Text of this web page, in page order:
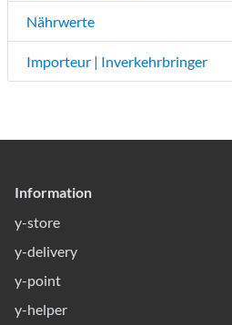
Nährwerte
Importeur | Inverkehrbringer
Information
y-store
y-delivery
y-point
y-helper